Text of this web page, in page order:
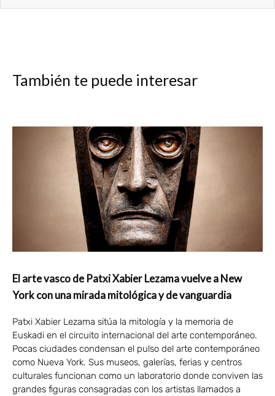
También te puede interesar
El arte vasco de Patxi Xabier Lezama vuelve a New
York con una mirada mitológica y de vanguardia
Patxi Xabier Lezama sitúa la mitología y la memoria de
Euskadi en el circuito internacional del arte contemporáneo.
Pocas ciudades condensan el pulso del arte contemporáneo
como Nueva York. Sus museos, galerías, ferias y centros
culturales funcionan como un laboratorio donde conviven las
grandes figuras consagradas con los artistas llamados a